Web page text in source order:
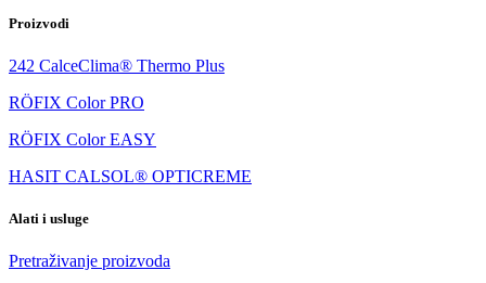
Proizvodi
242 CalceClima® Thermo Plus
RÖFIX Color PRO
RÖFIX Color EASY
HASIT CALSOL® OPTICREME
Alati i usluge
Pretraživanje proizvoda